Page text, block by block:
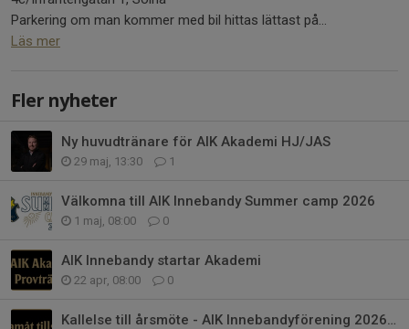
Parkering om man kommer med bil hittas lättast på...
Läs mer
Fler nyheter
Ny huvudtränare för AIK Akademi HJ/JAS
29 maj, 13:30 1
Välkomna till AIK Innebandy Summer camp 2026
1 maj, 08:00 0
AIK Innebandy startar Akademi
22 apr, 08:00 0
Kallelse till årsmöte - AIK Innebandyförening 2026/27